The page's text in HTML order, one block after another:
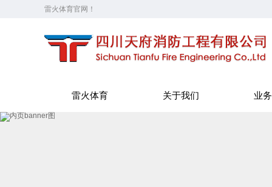
雷火体育官网！
雷火体育 关于我们 业